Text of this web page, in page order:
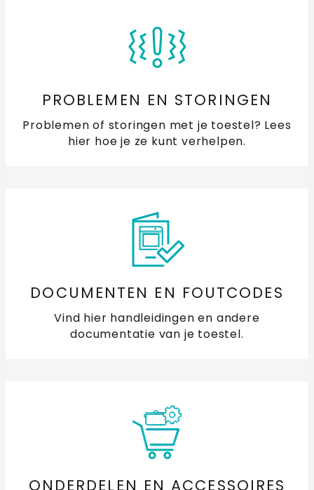
PROBLEMEN EN STORINGEN
Problemen of storingen met je toestel? Lees
hier hoe je ze kunt verhelpen.
DOCUMENTEN EN FOUTCODES
Vind hier handleidingen en andere
documentatie van je toestel.
ONDERDELEN EN ACCESSOIRES